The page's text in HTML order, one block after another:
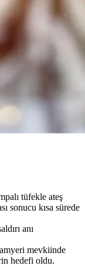
tüfekle ateş
sonucu kısa sürede
anı
mevkiinde
hedefi oldu.